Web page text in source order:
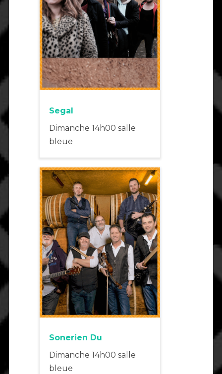
Segal
Dimanche 14h00 salle
bleue
Sonerien Du
Dimanche 14h00 salle
bleue